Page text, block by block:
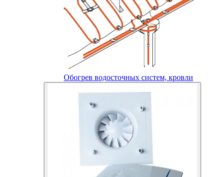
Обогрев водосточных систем, кровли